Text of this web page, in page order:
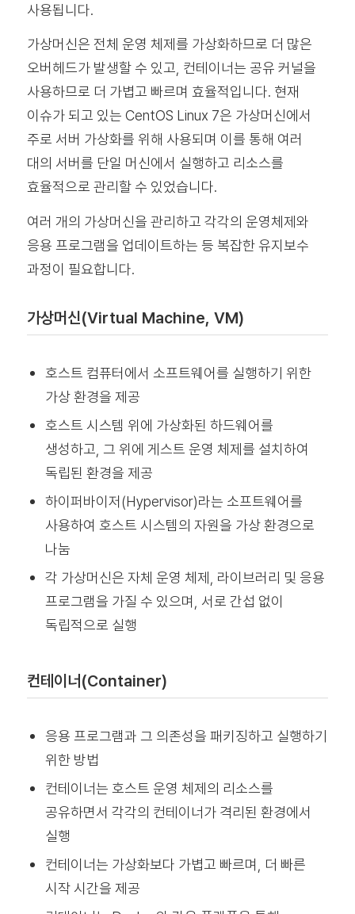
사용됩니다.
가상머신은 전체 운영 체제를 가상화하므로 더 많은
오버헤드가 발생할 수 있고, 컨테이너는 공유 커널을
사용하므로 더 가볍고 빠르며 효율적입니다. 현재
이슈가 되고 있는 CentOS Linux 7은 가상머신에서
주로 서버 가상화를 위해 사용되며 이를 통해 여러
대의 서버를 단일 머신에서 실행하고 리소스를
효율적으로 관리할 수 있었습니다.
여러 개의 가상머신을 관리하고 각각의 운영체제와
응용 프로그램을 업데이트하는 등 복잡한 유지보수
과정이 필요합니다.
가상머신(Virtual Machine, VM)
호스트 컴퓨터에서 소프트웨어를 실행하기 위한
가상 환경을 제공
호스트 시스템 위에 가상화된 하드웨어를
생성하고, 그 위에 게스트 운영 체제를 설치하여
독립된 환경을 제공
하이퍼바이저(Hypervisor)라는 소프트웨어를
사용하여 호스트 시스템의 자원을 가상 환경으로
나눔
각 가상머신은 자체 운영 체제, 라이브러리 및 응용
프로그램을 가질 수 있으며, 서로 간섭 없이
독립적으로 실행
컨테이너(Container)
응용 프로그램과 그 의존성을 패키징하고 실행하기
위한 방법
컨테이너는 호스트 운영 체제의 리소스를
공유하면서 각각의 컨테이너가 격리된 환경에서
실행
컨테이너는 가상화보다 가볍고 빠르며, 더 빠른
시작 시간을 제공